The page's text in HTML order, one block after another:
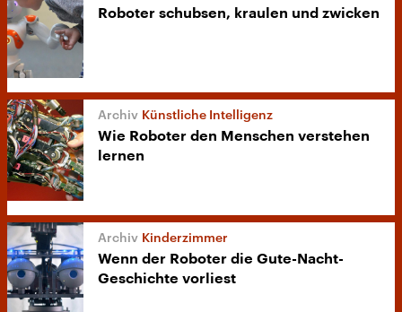
Roboter schubsen, kraulen und zwicken
Künstliche Intelligenz
Wie Roboter den Menschen verstehen
lernen
Kinderzimmer
Wenn der Roboter die Gute-Nacht-
Geschichte vorliest